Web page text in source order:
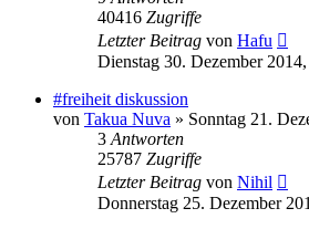
40416 Zugriffe
Letzter Beitrag von Hafu
Dienstag 30. Dezember
#freiheit diskussion
von Takua Nuva » Sonntag 21.
3 Antworten
25787 Zugriffe
Letzter Beitrag von Nihil
Donnerstag 25. Dezember